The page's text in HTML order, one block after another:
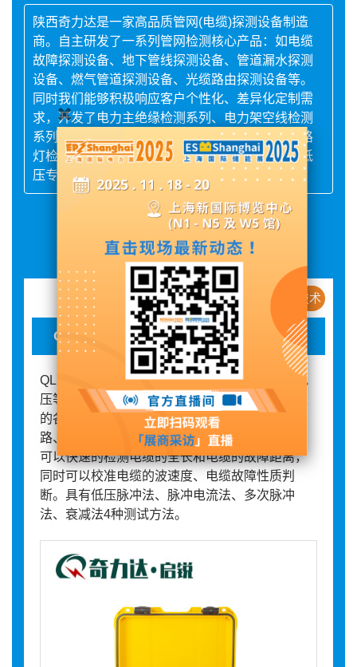
陕西奇力达是一家高品质管网(电缆)探测设备制造
商。自主研发了一系列管网检测核心产品：如电缆
故障探测设备、地下管线探测设备、管道漏水探测
设备、燃气管道探测设备、光缆路由探测设备等。
同时我们能够积极响应客户个性化、差异化定制需
求，开发了电力主绝缘检测系列、电力架空线检测
系列、超高压外护套检测系列、矿用检测系列、路
灯检测系列、铁路检测系列、非开挖检测系列、低
压专用检测系列、高压专用检测系列等。
展品详情
新产品 / 新技术
QLD-305 智能电缆故障测距仪（TDR）
QLD-305智能电缆故障测距仪可用于检测不同电
压等级、不同截面、不同介质及各种材质的电缆
的各类故障，包括测量电缆的低阻、高阻、短
路、断路、泄漏性故障以及闪络性故障的距离。
可以快速的检测电缆的全长和电缆的故障距离，
同时可以校准电缆的波速度、电缆故障性质判
断。具有低压脉冲法、脉冲电流法、多次脉冲
法、衰减法4种测试方法。